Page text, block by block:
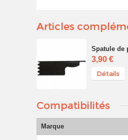
Articles
Spatule de
3,90 €
Détails
Compatibilités
Marque